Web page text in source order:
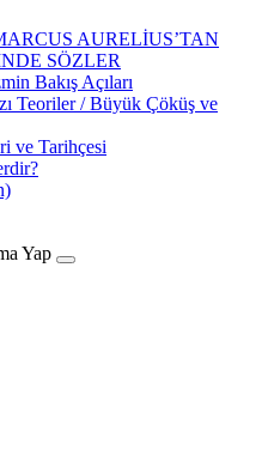
AURELİUS’TAN
SÖZLER
Bakış Açıları
Teoriler / Büyük Çöküş ve
ve Tarihçesi
Yap